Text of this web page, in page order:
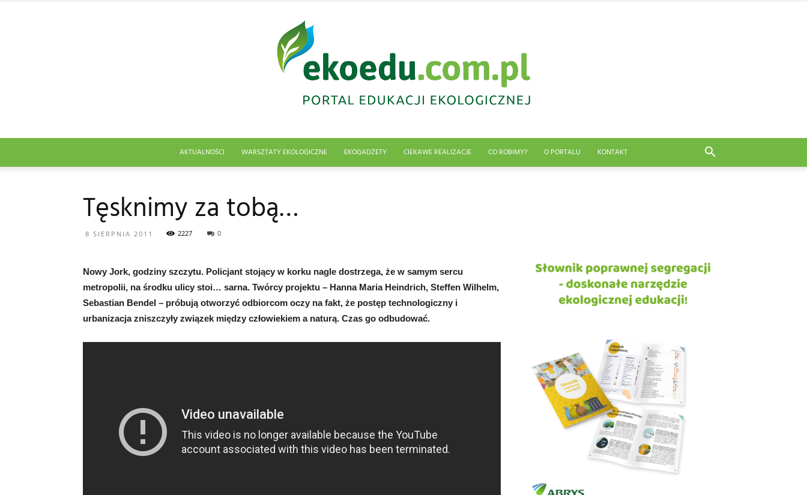
AKTUALNOŚCI WARSZTATY EKOLOGICZNE EKOGADŻETY CIEKAWE REALIZACJE CO ROBIMY? O PORTALU KONTAKT
Tęsknimy za tobą…
8 SIERPNIA 2011 2227 0
Nowy Jork, godziny szczytu. Policjant stojący w korku nagle dostrzega, że w samym sercu
metropolii, na środku ulicy stoi… sarna. Twórcy projektu – Hanna Maria Heindrich, Steffen Wilhelm,
Sebastian Bendel – próbują otworzyć odbiorcom oczy na fakt, że postęp technologiczny i
urbanizacja zniszczyły związek między człowiekiem a naturą. Czas go odbudować.